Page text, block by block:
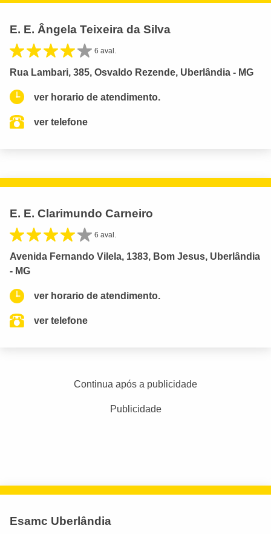
E. E. Ângela Teixeira da Silva
6 aval.
Rua Lambari, 385, Osvaldo Rezende, Uberlândia - MG
ver horario de atendimento.
ver telefone
E. E. Clarimundo Carneiro
6 aval.
Avenida Fernando Vilela, 1383, Bom Jesus, Uberlândia
- MG
ver horario de atendimento.
ver telefone
Continua após a publicidade
Publicidade
Esamc Uberlândia